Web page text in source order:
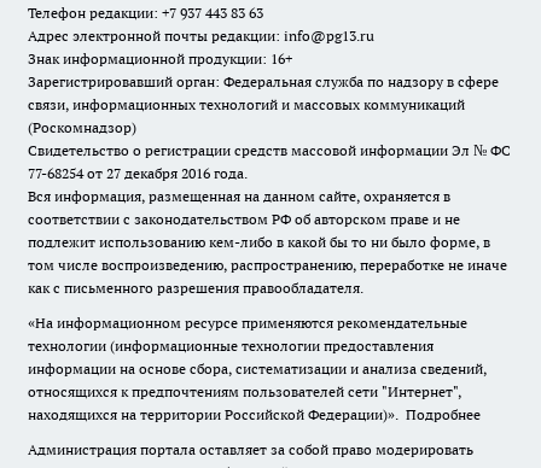
Телефон редакции: +7 937 443 83 63
Адрес электронной почты редакции: info@pg13.ru
Знак информационной продукции: 16+
Зарегистрировавший орган: Федеральная служба по надзору в сфере
связи, информационных технологий и массовых коммуникаций
(Роскомнадзор)
Свидетельство о регистрации средств массовой информации Эл № ФС
77-68254 от 27 декабря 2016 года.
Вся информация, размещенная на данном сайте, охраняется в
соответствии с законодательством РФ об авторском праве и не
подлежит использованию кем-либо в какой бы то ни было форме, в
том числе воспроизведению, распространению, переработке не иначе
как с письменного разрешения правообладателя.
«На информационном ресурсе применяются рекомендательные
технологии (информационные технологии предоставления
информации на основе сбора, систематизации и анализа сведений,
относящихся к предпочтениям пользователей сети "Интернет",
находящихся на территории Российской Федерации)». Подробнее
Администрация портала оставляет за собой право модерировать